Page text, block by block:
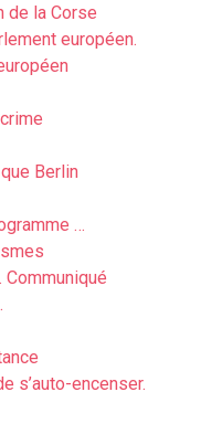
de la Corse
européen.
Berlin
…
Communiqué
s’auto-encenser.